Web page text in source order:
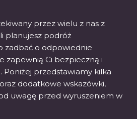
przez wielu z nas z
planujesz podróż
zadbać o odpowiednie
zapewnią Ci bezpieczną i
przedstawiamy kilka
dodatkowe wskazówki,
uwagę przed wyruszeniem w